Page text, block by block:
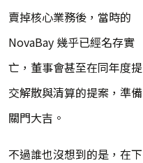
賣掉核心業務後，當時的
NovaBay 幾乎已經名存實
亡，董事會甚至在同年度提
交解散與清算的提案，準備
關門大吉。
不過誰也沒想到的是，在下